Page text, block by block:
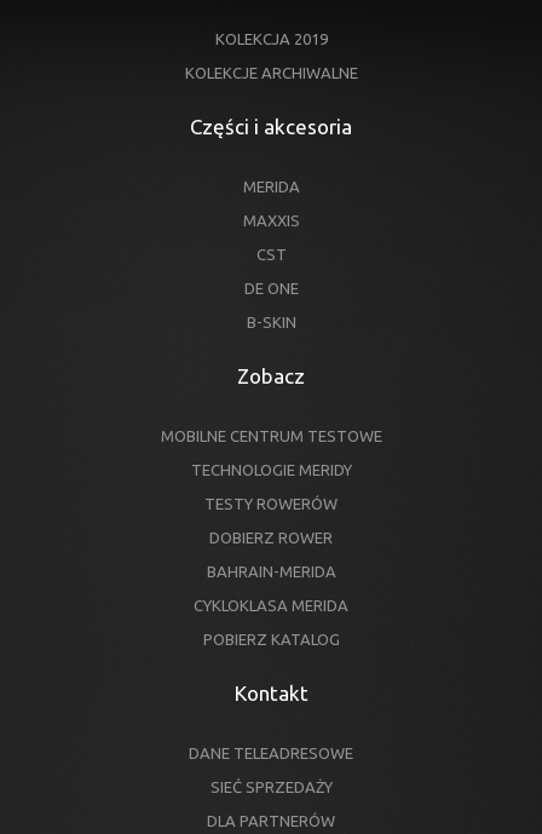
KOLEKCJA 2019
KOLEKCJE ARCHIWALNE
Części i akcesoria
MERIDA
MAXXIS
CST
DE ONE
B-SKIN
Zobacz
MOBILNE CENTRUM TESTOWE
TECHNOLOGIE MERIDY
TESTY ROWERÓW
DOBIERZ ROWER
BAHRAIN-MERIDA
CYKLOKLASA MERIDA
POBIERZ KATALOG
Kontakt
DANE TELEADRESOWE
SIEĆ SPRZEDAŻY
DLA PARTNERÓW